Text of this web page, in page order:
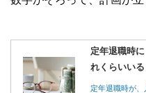
定年退職時
れくらいいる
定年退職時が、